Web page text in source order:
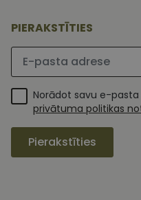
PIERAKSTĪTIES
Lūdzu ievadiet e-pasta
Norādot savu e-pasta
privātuma politikas
Pierakstīties